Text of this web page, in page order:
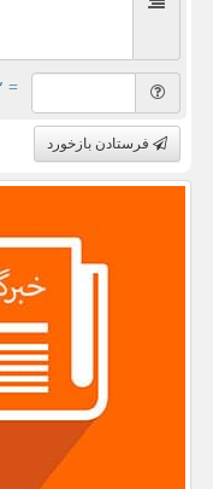
= ۲ بعلاوه ۱
فرستادن بازخورد